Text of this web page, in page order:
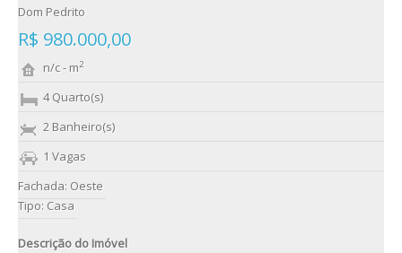
Dom Pedrito
R$ 980.000,00
n/c - m2
4 Quarto(s)
2 Banheiro(s)
1 Vagas
Fachada: Oeste
Tipo: Casa
Descrição do Imóvel